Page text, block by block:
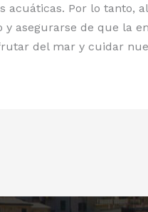
acuáticas. Por lo tanto,
asegurarse de que la
del mar y cuidar